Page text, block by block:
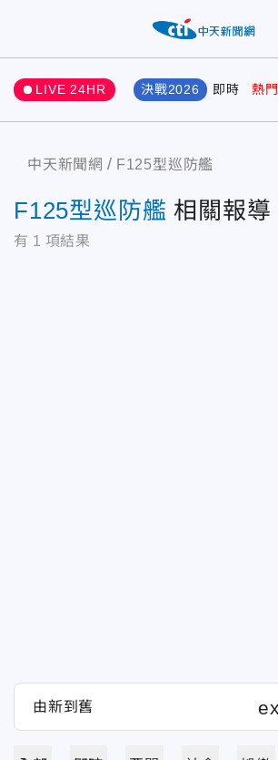
LIVE 24HR 決戰2026 即時 熱門
中天新聞網 F125型巡防艦
F125型巡防艦 相關報導
有 1 項結果